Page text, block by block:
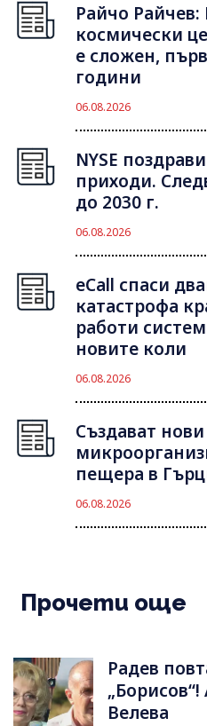
Райчо Райчев:
космически
е сложен,
години
06.08.2026
NYSE
приходи.
до 2030 г.
06.08.2026
eCall спаси
катастрофа
работи
новите коли
06.08.2026
Създават
пещера в
06.08.2026
Прочети още
Радев
Велева